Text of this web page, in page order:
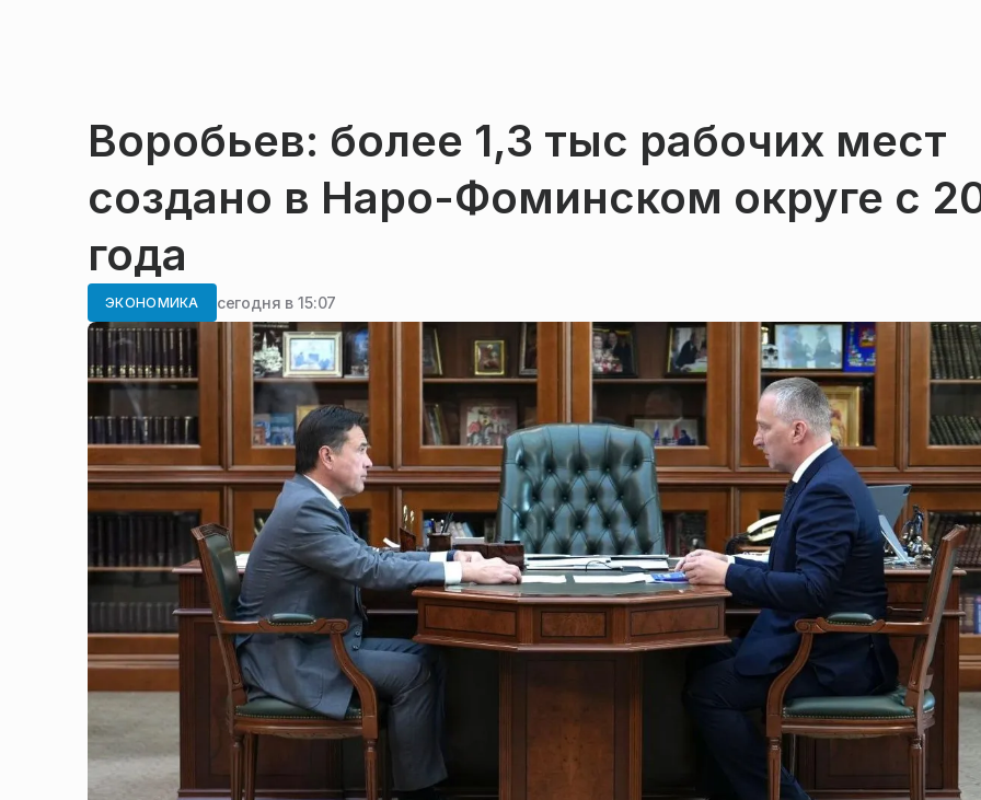
Воробьев: более 1,3 тыс рабочих мест
создано в Наро-Фоминском округе с
года
ЭКОНОМИКА сегодня в 15:07